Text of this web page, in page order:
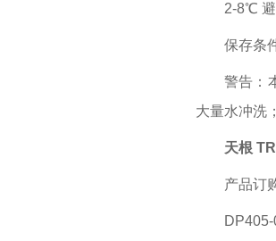
2-8℃
保存条
警告：
大量水冲洗
天根
产品订